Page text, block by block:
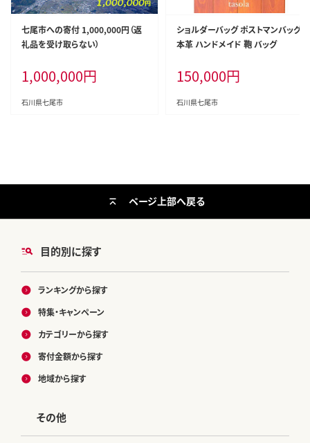
七尾市への寄付 1,000,000円（返
礼品を受け取らない）
1,000,000円
石川県七尾市
ショルダーバッグ ポストマンバッグ
本革 ハンドメイド 鞄 バッグ
150,000円
石川県七尾市
目的別に探す
ランキングから探す
特集・キャンペーン
カテゴリーから探す
寄付金額から探す
地域から探す
その他
ページ上部へ戻る